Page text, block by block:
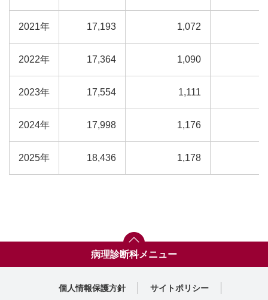
2021年 17,193 1,072
2022年 17,364 1,090
2023年 17,554 1,111
2024年 17,998 1,176
2025年 18,436 1,178
病理診断科メニュー
個人情報保護方針 サイトポリシー